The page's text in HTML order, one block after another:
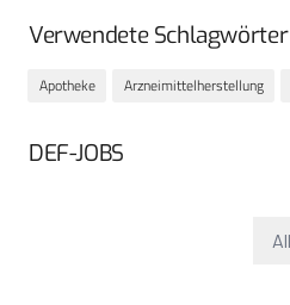
Verwendete Schlagwörter
Apotheke Arzneimittelherstellung
DEF-JOBS